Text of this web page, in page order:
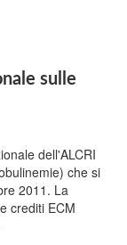
sulle
dell'ALCRI
che si
2011. La
crediti ECM